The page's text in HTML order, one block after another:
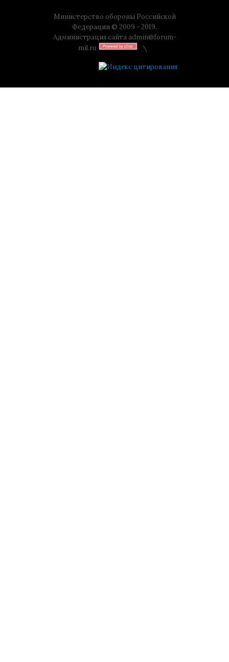
Министерство обороны Российской
Федерации © 2009 - 2019.
Администрация сайта admin@forum-
mil.ru